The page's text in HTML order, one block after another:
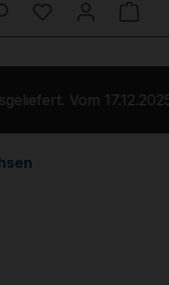
Du hast 0
Vom